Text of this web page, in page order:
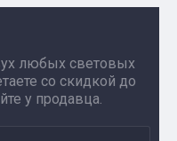
любых световых
со скидкой до
у продавца.